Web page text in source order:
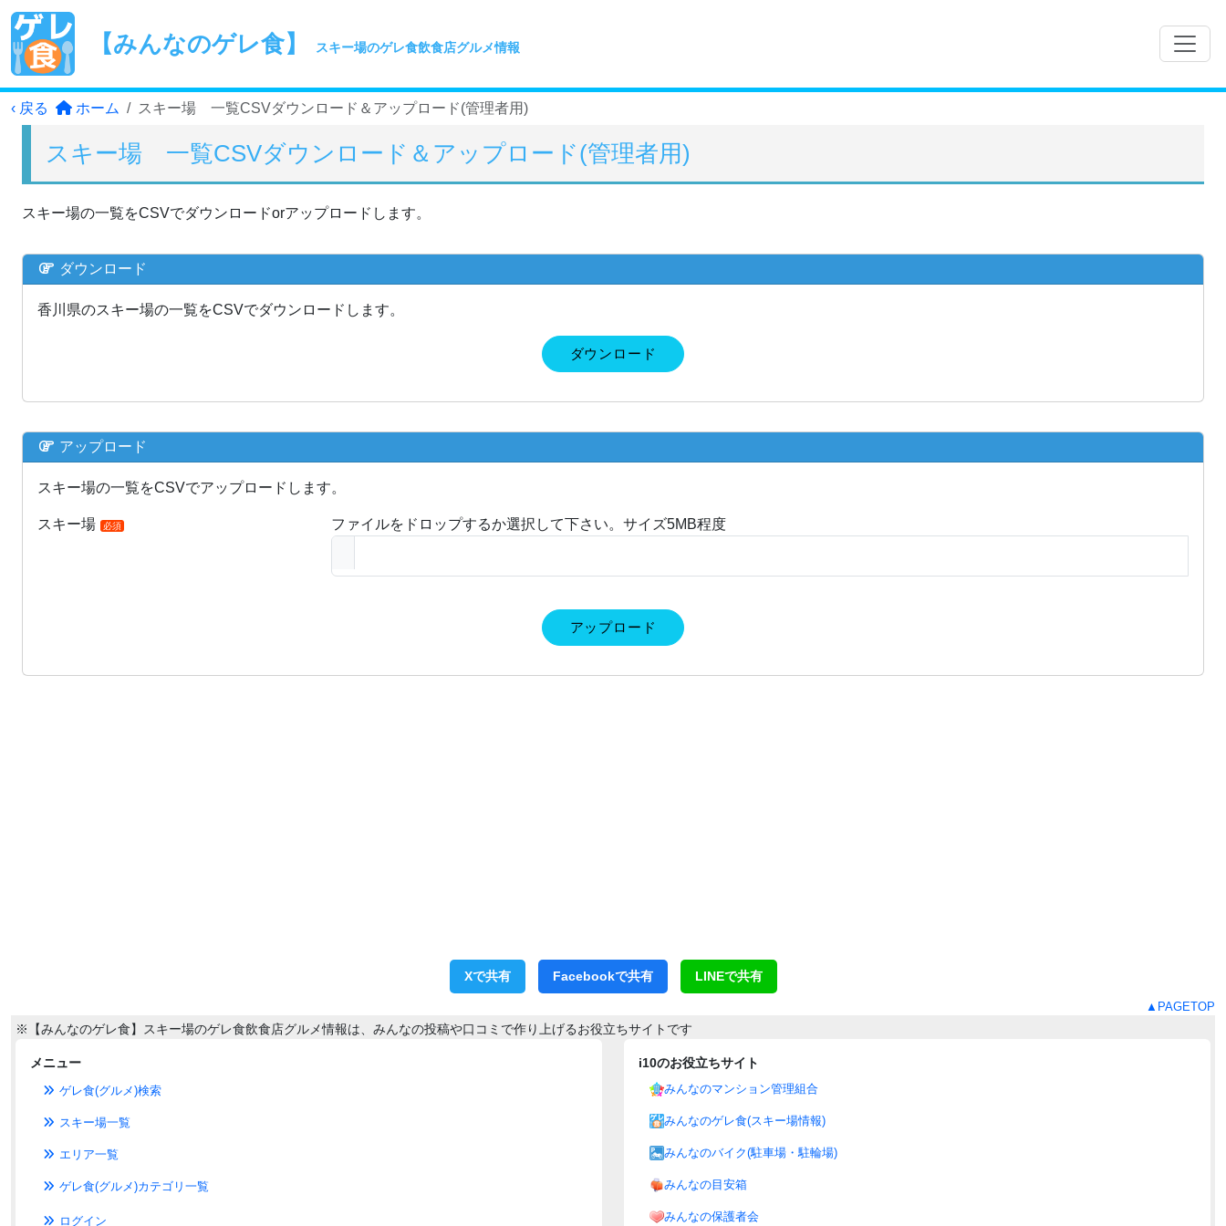
【みんなのゲレ食】 スキー場のゲレ食飲食店グルメ情報
‹ 戻る ホーム スキー場 一覧CSVダウンロード＆アップロード(管理者用)
スキー場 一覧CSVダウンロード＆アップロード(管理者用)
スキー場の一覧をCSVでダウンロードorアップロードします。
ダウンロード
香川県のスキー場の一覧をCSVでダウンロードします。
ダウンロード
アップロード
スキー場の一覧をCSVでアップロードします。
スキー場 必須 ファイルをドロップするか選択して下さい。サイズ5MB程度
アップロード
Xで共有 Facebookで共有 LINEで共有
▲PAGETOP
※【みんなのゲレ食】スキー場のゲレ食飲食店グルメ情報は、みんなの投稿や口コミで作り上げるお役立ちサイトです
メニュー
ゲレ食(グルメ)検索
スキー場一覧
エリア一覧
ゲレ食(グルメ)カテゴリ一覧
ログイン
i10のお役立ちサイト
みんなのマンション管理組合
みんなのゲレ食(スキー場情報)
みんなのバイク(駐車場・駐輪場)
みんなの目安箱
みんなの保護者会